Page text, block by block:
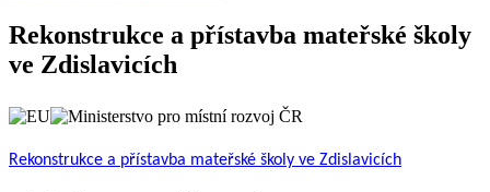
Rekonstrukce a přístavba mateřské školy
ve Zdislavicích
Rekonstrukce a přístavba mateřské školy ve Zdislavicích